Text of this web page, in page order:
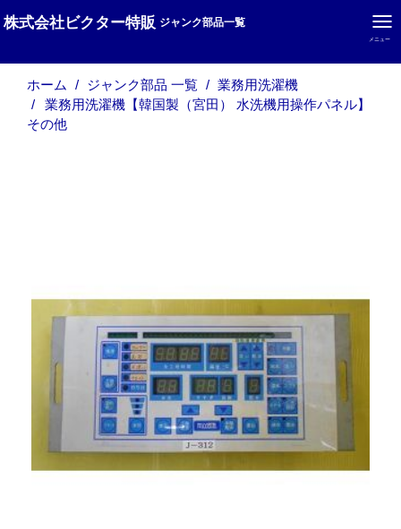
メニュー
株式会社ビクター特販 ジャンク部品一覧
ホーム ジャンク部品 一覧 業務用洗濯機
業務用洗濯機【韓国製（宮田） 水洗機用操作パネル】
その他